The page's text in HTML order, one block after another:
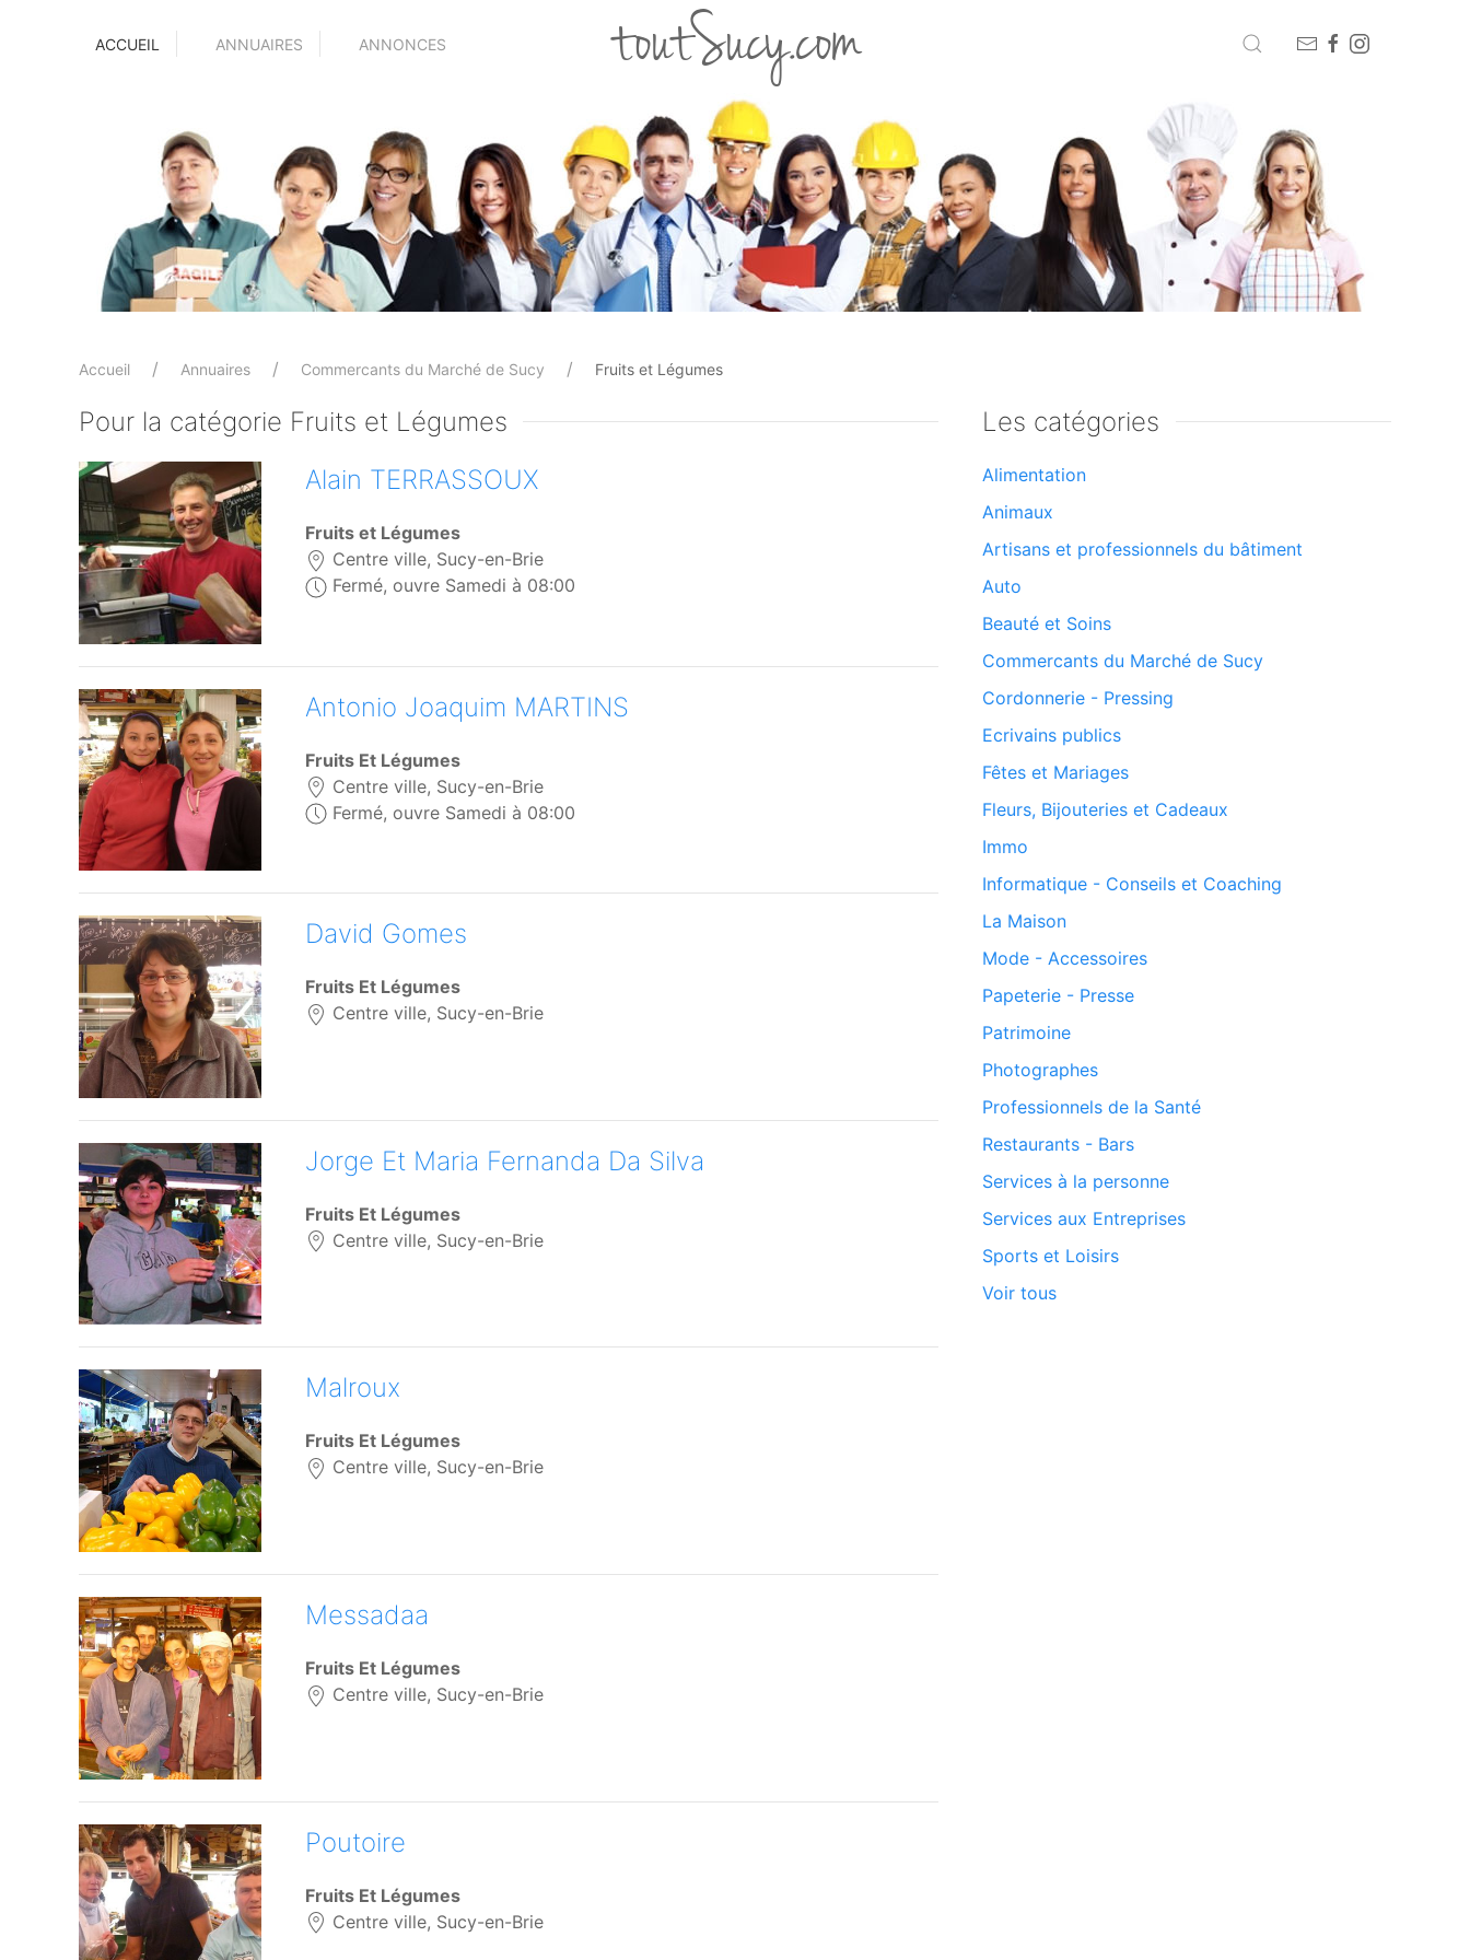
ACCUEIL ANNUAIRES ANNONCES toutSucy.com
Accueil Annuaires Commercants du Marché de Sucy Fruits et Légumes
Pour la catégorie Fruits et Légumes
Alain TERRASSOUX
Fruits et Légumes
Centre ville, Sucy-en-Brie
Fermé, ouvre Samedi à 08:00
Antonio Joaquim MARTINS
Fruits Et Légumes
Centre ville, Sucy-en-Brie
Fermé, ouvre Samedi à 08:00
David Gomes
Fruits Et Légumes
Centre ville, Sucy-en-Brie
Jorge Et Maria Fernanda Da Silva
Fruits Et Légumes
Centre ville, Sucy-en-Brie
Malroux
Fruits Et Légumes
Centre ville, Sucy-en-Brie
Messadaa
Fruits Et Légumes
Centre ville, Sucy-en-Brie
Poutoire
Fruits Et Légumes
Centre ville, Sucy-en-Brie
Les catégories
Alimentation
Animaux
Artisans et professionnels du bâtiment
Auto
Beauté et Soins
Commercants du Marché de Sucy
Cordonnerie - Pressing
Ecrivains publics
Fêtes et Mariages
Fleurs, Bijouteries et Cadeaux
Immo
Informatique - Conseils et Coaching
La Maison
Mode - Accessoires
Papeterie - Presse
Patrimoine
Photographes
Professionnels de la Santé
Restaurants - Bars
Services à la personne
Services aux Entreprises
Sports et Loisirs
Voir tous